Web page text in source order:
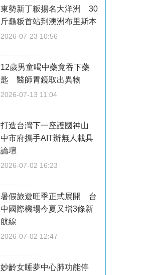
東勢新丁粄揚名大洋洲 30
斤龜粄首站到澳洲布里斯本
2026-07-23 10:56
12歲男童喝中藥竟吞下藥
匙 醫師胃鏡取出異物
2026-07-13 11:04
打造台灣下一座護國神山
中市府攜手AIT辦無人載具
論壇
2026-07-02 16:23
暑假旅遊旺季正式展開 台
中國際機場今夏又增3條新
航線
2026-07-02 12:47
妙齡女睡夢中心肺功能停